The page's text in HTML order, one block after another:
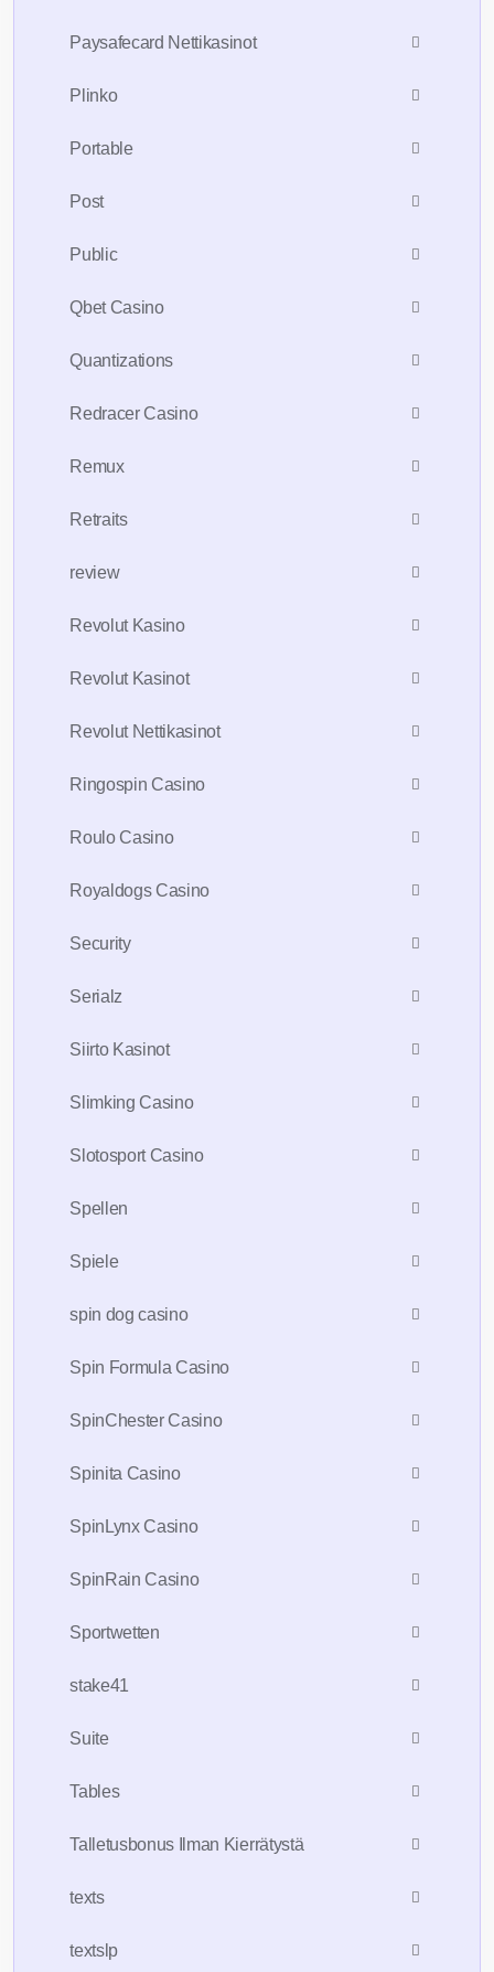
Paysafecard Nettikasinot
Plinko
Portable
Post
Public
Qbet Casino
Quantizations
Redracer Casino
Remux
Retraits
review
Revolut Kasino
Revolut Kasinot
Revolut Nettikasinot
Ringospin Casino
Roulo Casino
Royaldogs Casino
Security
Serialz
Siirto Kasinot
Slimking Casino
Slotosport Casino
Spellen
Spiele
spin dog casino
Spin Formula Casino
SpinChester Casino
Spinita Casino
SpinLynx Casino
SpinRain Casino
Sportwetten
stake41
Suite
Tables
Talletusbonus Ilman Kierrätystä
texts
textslp